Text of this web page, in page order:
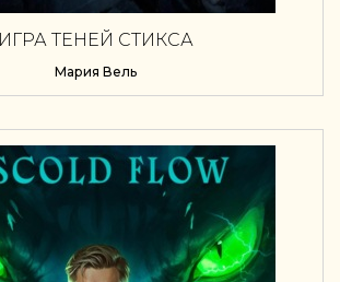
ИГРА ТЕНЕЙ СТИКСА
Мария Вель